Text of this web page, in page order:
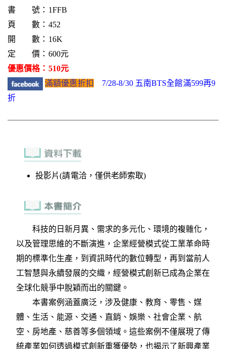
書 號：1FFB
頁 數：452
開 數：16K
定 價：600元
優惠價格：510元
滿額優惠折扣
7/28-8/30 五南BTS全館滿599再9
折
投影片(請電洽，僅供老師索取)